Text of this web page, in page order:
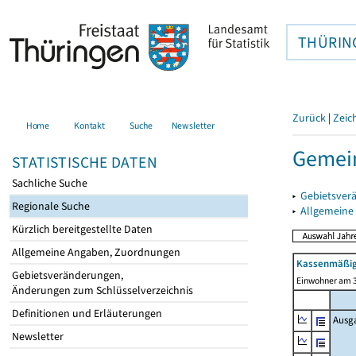
Home Kontakt Suche Newsletter
STATISTISCHE DATEN
Sachliche Suche
Regionale Suche
Kürzlich bereitgestellte Daten
Allgemeine Angaben, Zuordnungen
Gebietsveränderungen,
Änderungen zum Schlüsselverzeichnis
Definitionen und Erläuterungen
Newsletter
Zurück |
▸
▸
Einwohner am